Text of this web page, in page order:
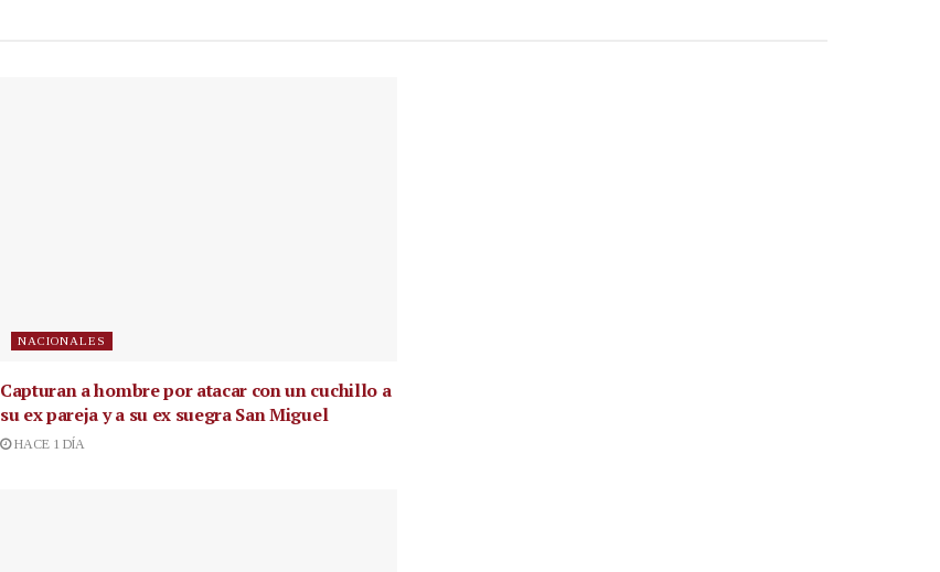
NACIONALES
Capturan a hombre por atacar con un cuchillo a
su ex pareja y a su ex suegra San Miguel
HACE 1 DÍA